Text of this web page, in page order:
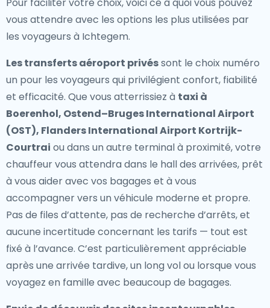
vous attendre avec les options les plus utilisées par
les voyageurs à Ichtegem.
Les transferts aéroport privéssont le choix numéro
un pour les voyageurs qui privilégient confort, fiabilité
et efficacité. Que vous atterrissiez à taxi à
Boerenhol, Ostend–Bruges International Airport
(OST), Flanders International Airport Kortrijk-
Courtrai ou dans un autre terminal à proximité, votre
chauffeur vous attendra dans le hall des arrivées, prêt
à vous aider avec vos bagages et à vous
accompagner vers un véhicule moderne et propre.
Pas de files d’attente, pas de recherche d’arrêts, et
aucune incertitude concernant les tarifs — tout est
fixé à l’avance. C’est particulièrement appréciable
après une arrivée tardive, un long vol ou lorsque vous
voyagez en famille avec beaucoup de bagages.